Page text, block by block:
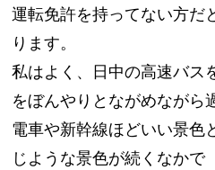
運転免許を持ってない方だ
ります。
私はよく、日中の高速バス
をぼんやりとながめながら
電車や新幹線ほどいい景色
じような景色が続くなかで